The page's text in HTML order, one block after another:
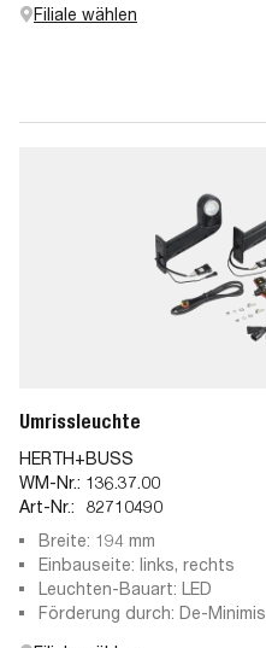
Filiale wählen
Umrissleuchte
HERTH+BUSS
WM-Nr.: 136.37.00
Art-Nr.:
82710490
Breite: 194 mm
Einbauseite: links, rechts
Leuchten-Bauart: LED
Förderung durch: De-Minimis